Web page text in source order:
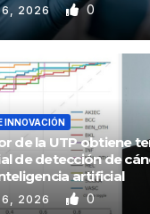
6, 2026 0
INNOVACIÓN
de la UTP obtiene
de detección de
artificial
6, 2026 0